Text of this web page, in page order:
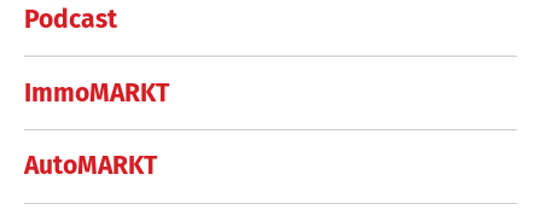
Podcast
ImmoMARKT
AutoMARKT